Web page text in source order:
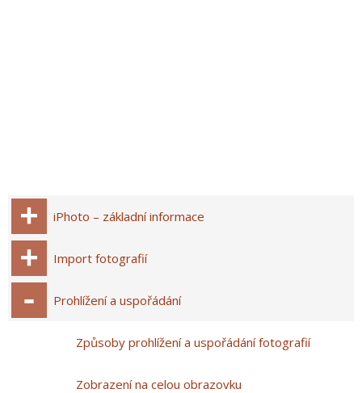
iPhoto – základní informace
Import fotografií
Prohlížení a uspořádání
Způsoby prohlížení a uspořádání fotografií
Zobrazení na celou obrazovku